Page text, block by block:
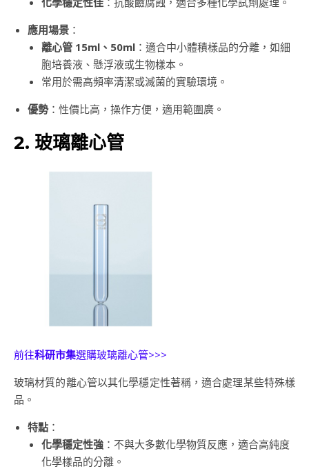
應用場景 ：
離心管 15ml、50ml ：適合中小體積樣品的分離，如細
胞培養液、懸浮液或生物樣本。
常用於需高頻率清潔或滅菌的實驗環境。
優勢：性價比高，操作方便，適用範圍廣。
2. 玻璃離心管
前往科研市集選購玻璃離心管>>>
玻璃材質的離心管以其化學穩定性著稱，適合處理某些特殊樣
品。
特點 ：
化學穩定性強 ：不與大多數化學物質反應，適合高純度
化學樣品的分離。